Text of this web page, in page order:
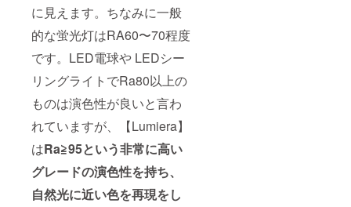
に見えます。ちなみに一般
的な蛍光灯はRA60〜70程度
です。LED電球や LEDシー
リングライトでRa80以上の
ものは演色性が良いと言わ
れていますが、【Lumiera】
はRa≧95という非常に高い
グレードの演色性を持ち、
自然光に近い色を再現をし